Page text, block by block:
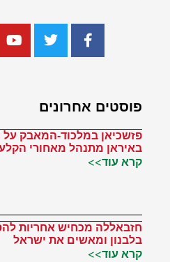
פוסטים אחרונים
פזשכיאן במלכוד-המאבק על
באיראן מתנהל מאחורי
קרא עוד>>
חזבאללה מכחיש אחריות
בלבנון ומאשים את ישראל
קרא עוד>>